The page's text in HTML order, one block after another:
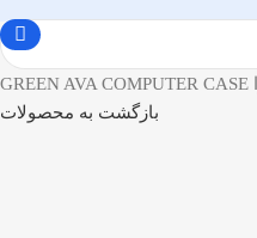
بازگشت به محصولات